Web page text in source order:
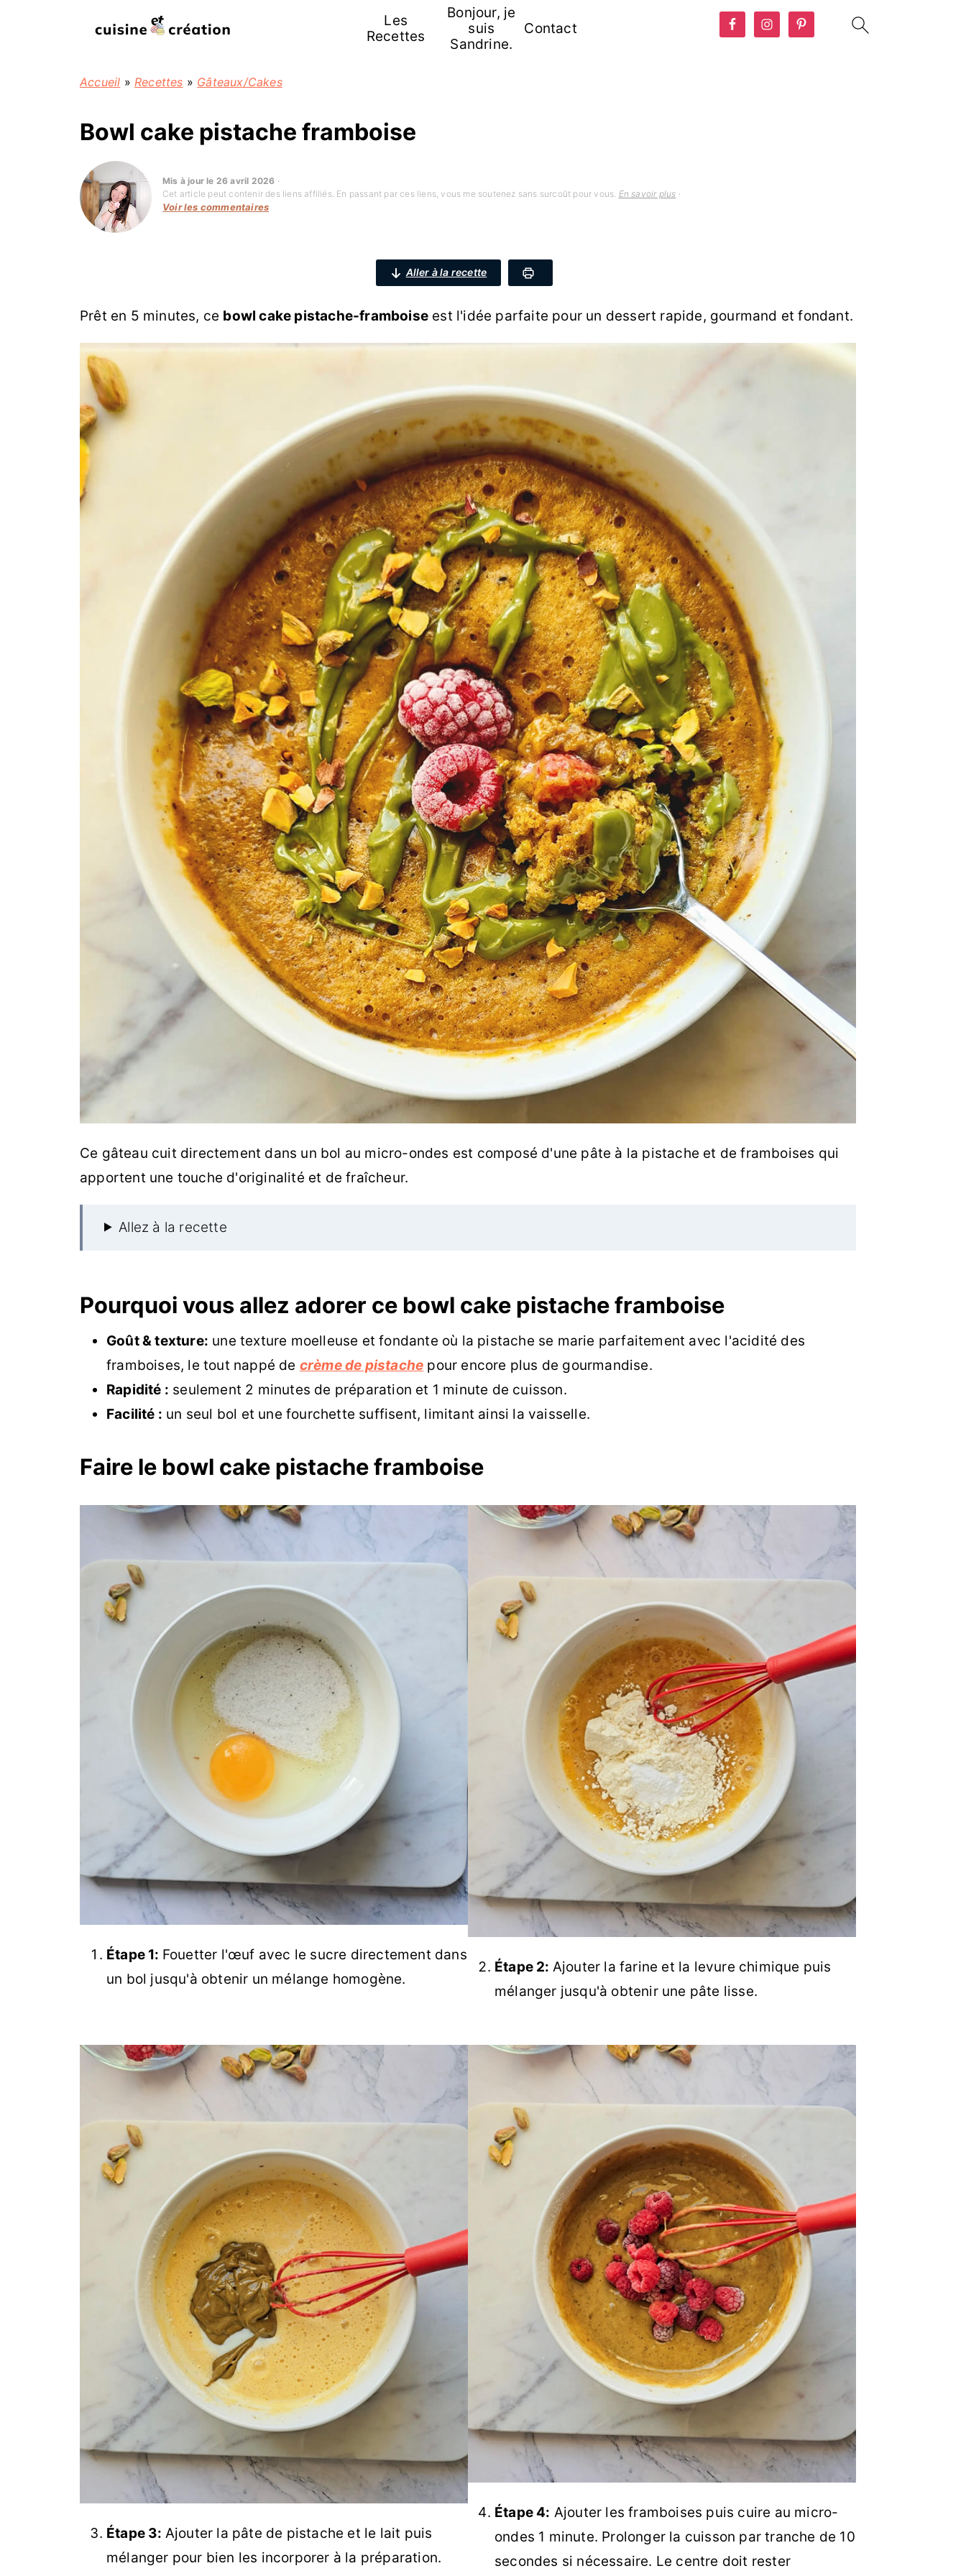
Les
Recettes
Bonjour, je
suis
Sandrine.
Contact
Accueil »Recettes » Gâteaux/Cakes
Bowl cake pistache framboise
Mis à jour le 26 avril 2026 ·
Cet article peut contenir des liens affiliés. En passant par ces liens, vous me soutenez sans surcoût pour vous. En savoir plus ·
Voir les commentaires
Aller à la recette
Prêt en 5 minutes, ce bowl cake pistache-framboise est l'idée parfaite pour un dessert rapide, gourmand et fondant.
Ce gâteau cuit directement dans un bol au micro-ondes est composé d'une pâte à la pistache et de framboises qui
apportent une touche d'originalité et de fraîcheur.
Allez à la recette
Pourquoi vous allez adorer ce bowl cake pistache framboise
Goût & texture: une texture moelleuse et fondante où la pistache se marie parfaitement avec l'acidité des
framboises, le tout nappé de crème de pistache pour encore plus de gourmandise.
Rapidité : seulement 2 minutes de préparation et 1 minute de cuisson.
Facilité : un seul bol et une fourchette suffisent, limitant ainsi la vaisselle.
Faire le bowl cake pistache framboise
Étape 1: Fouetter l'œuf avec le sucre directement dans
un bol jusqu'à obtenir un mélange homogène.
Étape 2: Ajouter la farine et la levure chimique puis
mélanger jusqu'à obtenir une pâte lisse.
Étape 3: Ajouter la pâte de pistache et le lait puis
mélanger pour bien les incorporer à la préparation.
Étape 4: Ajouter les framboises puis cuire au micro-
ondes 1 minute. Prolonger la cuisson par tranche de 10
secondes si nécessaire. Le centre doit rester